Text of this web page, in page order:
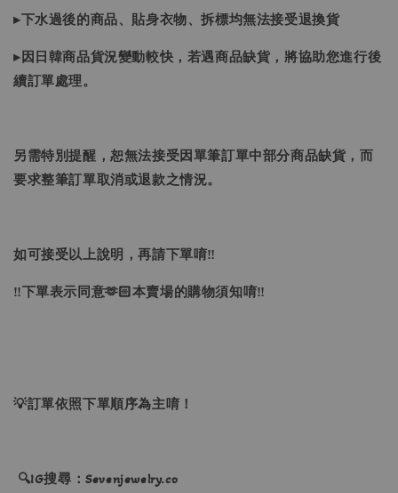
▸下水過後的商品、貼身衣物、拆標均無法接受退換貨
▸因日韓商品貨況變動較快，若遇商品缺貨，將協助您進行後
續訂單處理。
另需特別提醒，恕無法接受因單筆訂單中部分商品缺貨，而
要求整筆訂單取消或退款之情況。
如可接受以上說明，再請下單唷‼
‼下單表示同意🫶🏻本賣場的購物須知唷‼
💡訂單依照下單順序為主唷！
🔍IG搜尋：Sevenjewelry.co